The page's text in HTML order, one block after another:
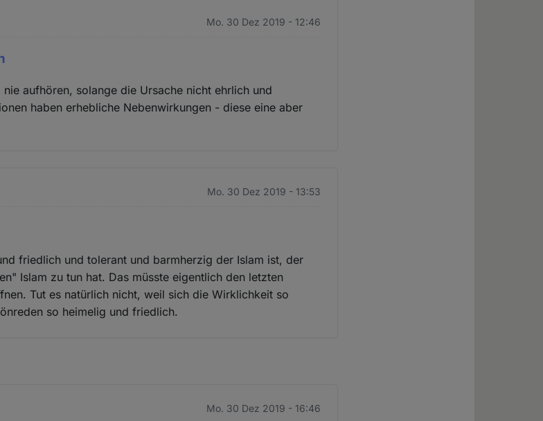
Mo. 30 Dez 2019 - 12:46
aufhören, solange die Ursache nicht ehrlich und
haben erhebliche Nebenwirkungen - diese eine aber
Mo. 30 Dez 2019 - 13:53
friedlich und tolerant und barmherzig der Islam ist, der
Islam zu tun hat. Das müsste eigentlich den letzten
Tut es natürlich nicht, weil sich die Wirklichkeit so
so heimelig und friedlich.
Mo. 30 Dez 2019 - 16:46